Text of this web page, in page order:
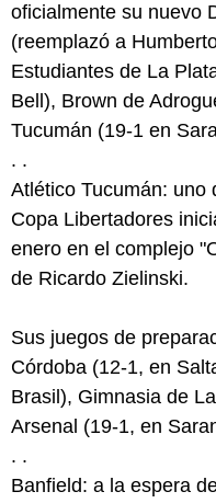
oficialmente su nuevo
(reemplazó a
Estudiantes de La
Bell), Brown de
Tucumán (19-1 en
. .
Atlético Tucumán: uno
Copa Libertadores
enero en el complejo
de Ricardo Zielinski.
Sus juegos de
Córdoba (12-1, en
Brasil), Gimnasia de
Arsenal (19-1, en
. .
Banfield: a la espera